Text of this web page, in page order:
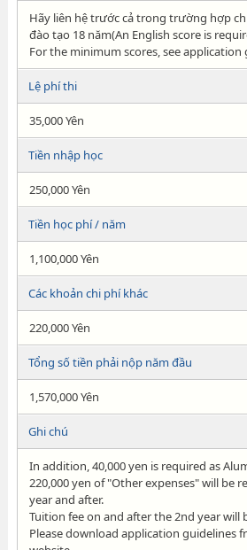
Hãy liên hệ trước cả trong trường hợp
đào tạo 18 năm(An English score is
For the minimum scores, see application
Lệ phí thi
35,000 Yên
Tiền nhập học
250,000 Yên
Tiền học phí / năm
1,100,000 Yên
Các khoản chi phí khác
220,000 Yên
Tổng số tiền phải nộp năm đầu
1,570,000 Yên
Ghi chú
In addition, 40,000 yen is required as
220,000 yen of "Other expenses" will be
year and after.
Tuition fee on and after the 2nd year will
Please download application guidelines